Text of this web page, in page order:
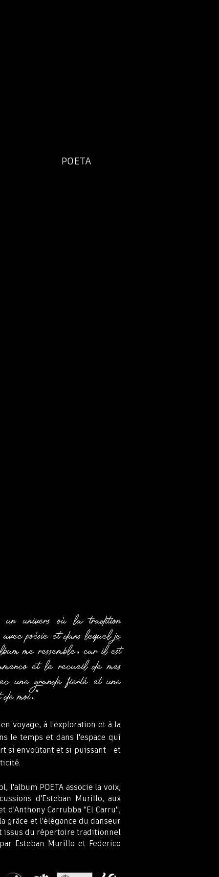
POETA
un univers où la tradition
poésie et dans lequel je
me ressemble, car il est
et le recueil de mes
une grande fierté et une
de moi."
voyage, à l’exploration et à la
le temps et dans l'espace qui
si envoûtant et si puissant - et
l'album POETA associe la voix,
d'Esteban Murillo, aux
d'Anthony Carrubba "El Carru",
grâce et l'élégance du danseur
issus du répertoire traditionnel
Esteban Murillo et Federico